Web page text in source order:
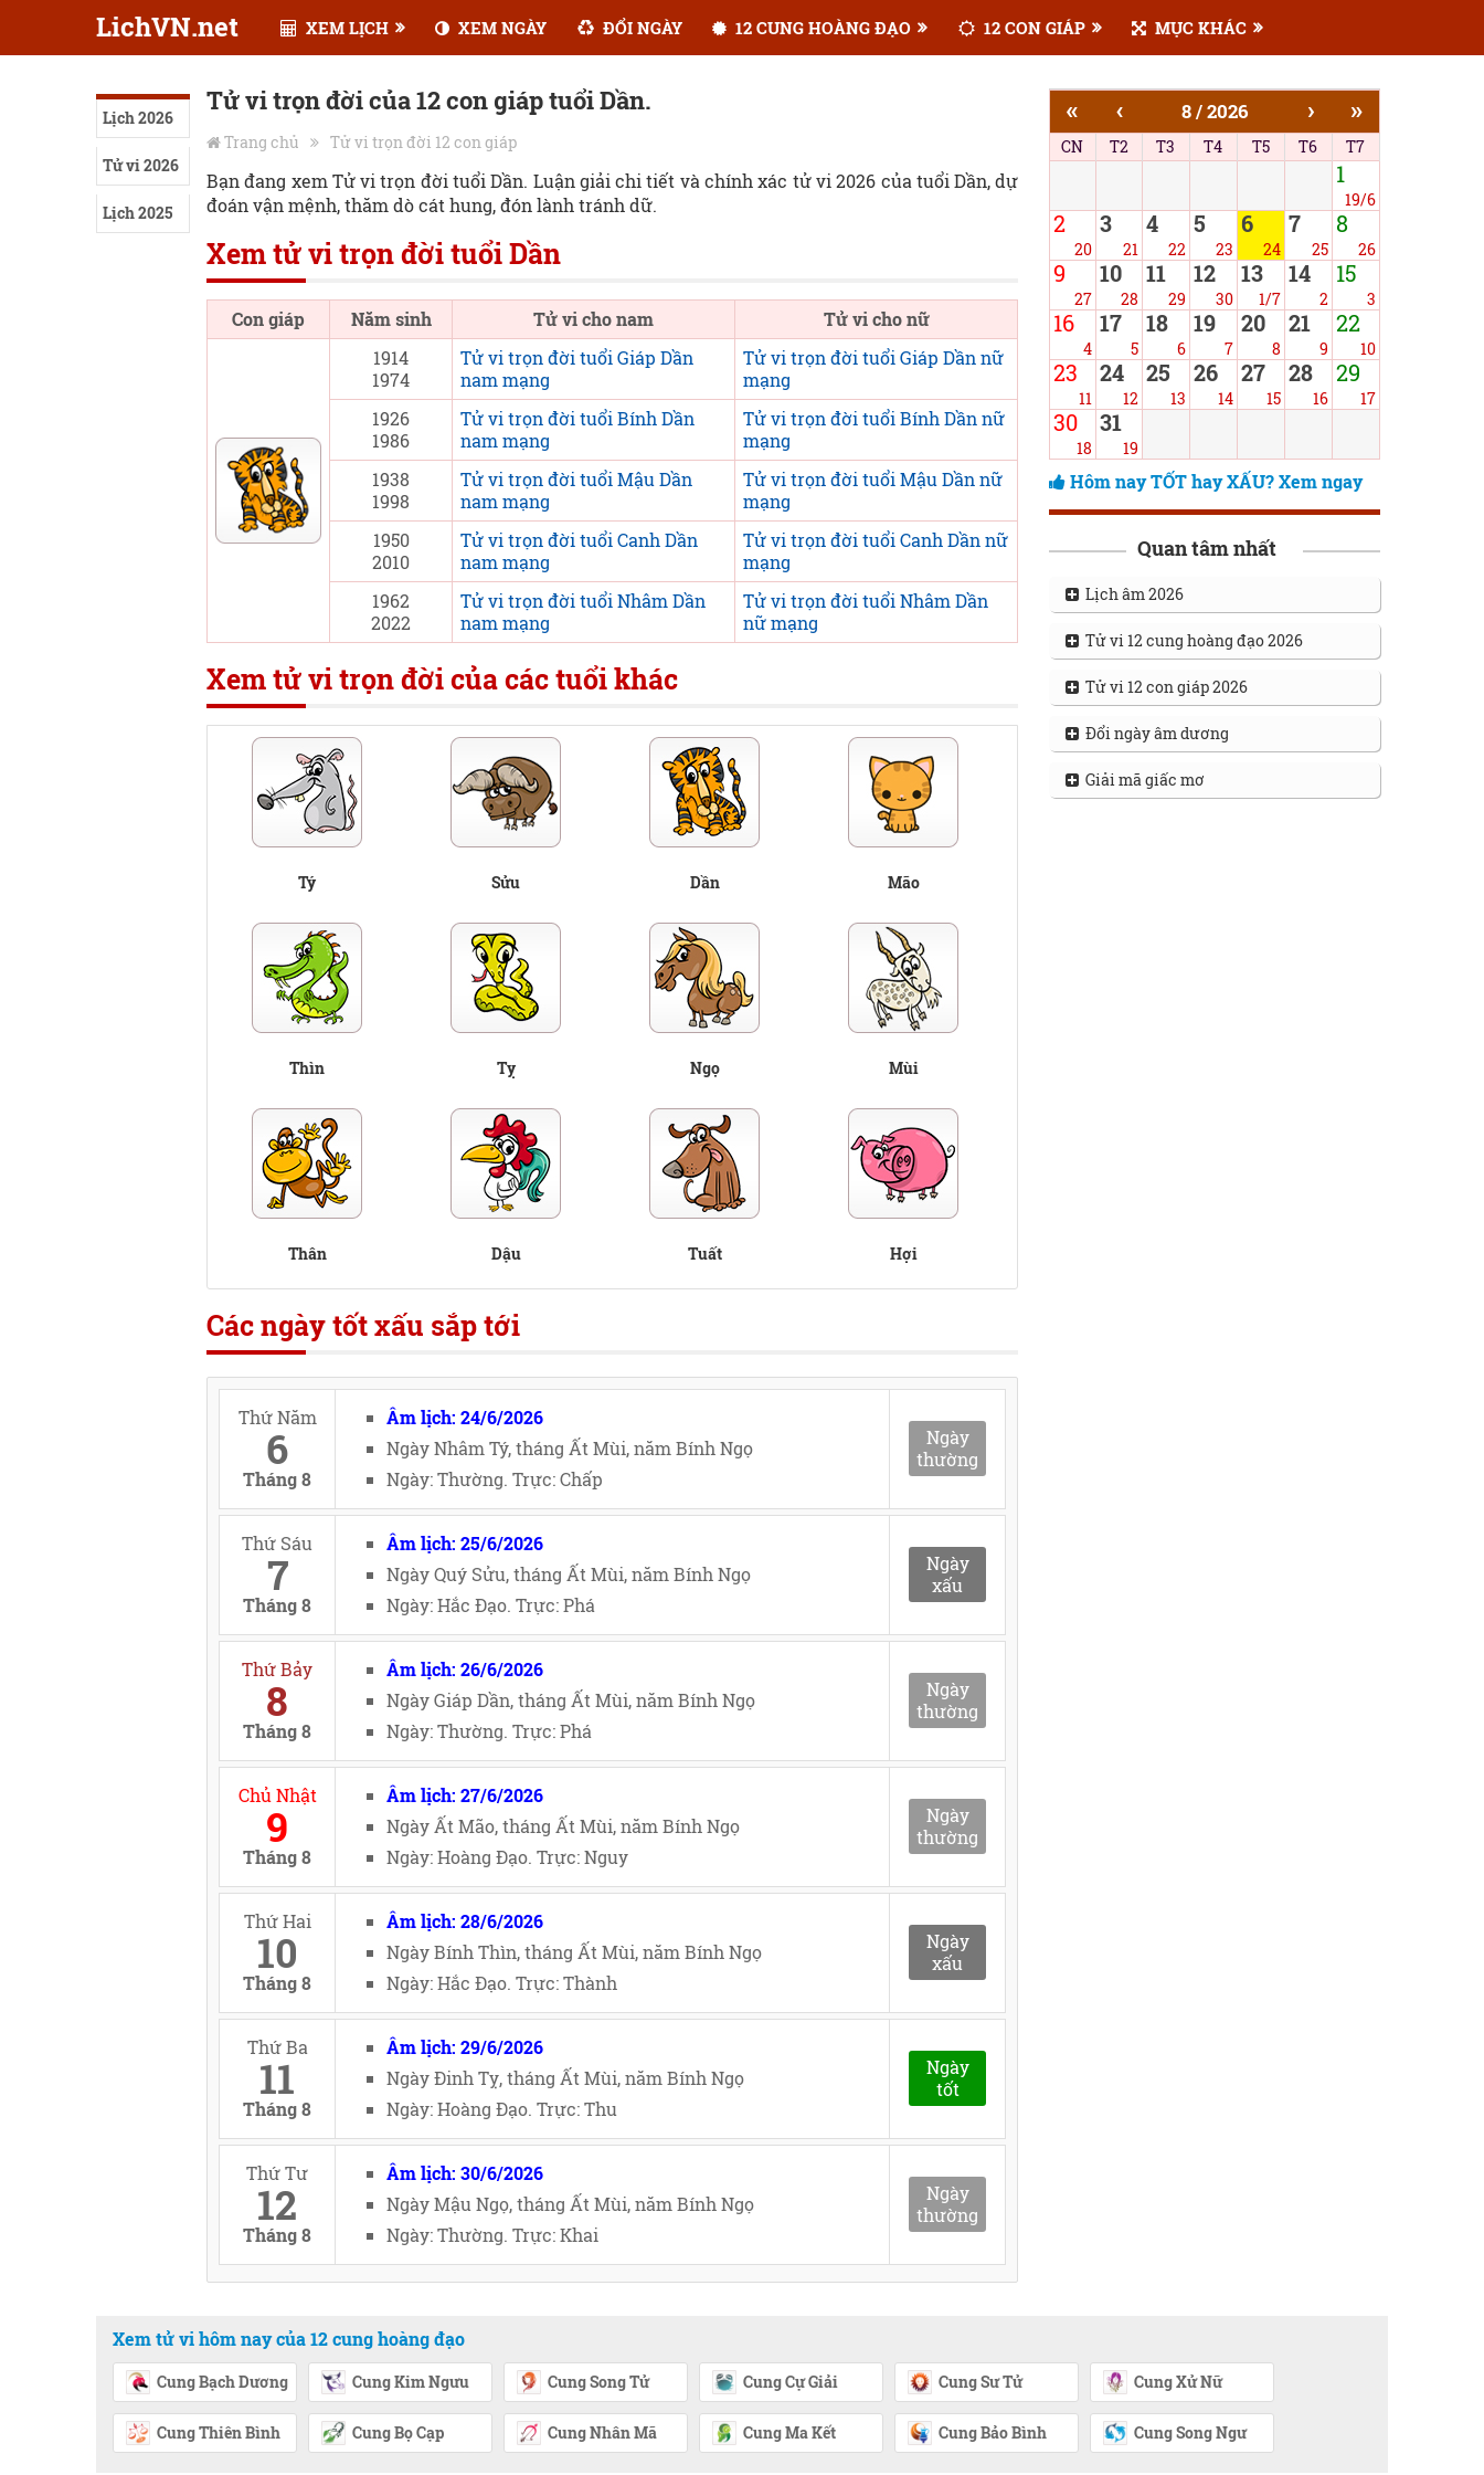
LichVN.net XEM LỊCH XEM NGÀY ĐỔI NGÀY 12 CUNG HOÀNG ĐẠO 12 CON GIÁP MỤC KHÁC
Lịch 2026
Tử vi 2026
Lịch 2025
Tử vi trọn đời của 12 con giáp tuổi Dần.
Trang chủ Tử vi trọn đời 12 con giáp
Bạn đang xem Tử vi trọn đời tuổi Dần. Luận giải chi tiết và chính xác tử vi 2026 của tuổi Dần, dự
đoán vận mệnh, thăm dò cát hung, đón lành tránh dữ.
Xem tử vi trọn đời tuổi Dần
Con giáp Năm sinh Tử vi cho nam
Tử vi cho nữ
1914
1974
Tử vi trọn đời tuổi Giáp Dần
nam mạng
Tử vi trọn đời tuổi Giáp Dần nữ
mạng
1926
1986
Tử vi trọn đời tuổi Bính Dần
nam mạng
Tử vi trọn đời tuổi Bính Dần nữ
mạng
1938
1998
Tử vi trọn đời tuổi Mậu Dần
nam mạng
Tử vi trọn đời tuổi Mậu Dần nữ
mạng
1950
2010
Tử vi trọn đời tuổi Canh Dần
nam mạng
Tử vi trọn đời tuổi Canh Dần nữ
mạng
1962
2022
Tử vi trọn đời tuổi Nhâm Dần
nam mạng
Tử vi trọn đời tuổi Nhâm Dần
nữ mạng
Xem tử vi trọn đời của các tuổi khác
Tý Sửu Dần Mão
Thìn Tỵ Ngọ Mùi
Thân Dậu Tuất Hợi
Các ngày tốt xấu sắp tới
Thứ Năm
6
Tháng 8
Âm lịch: 24/6/2026
Ngày Nhâm Tý, tháng Ất Mùi, năm Bính Ngọ
Ngày: Thường. Trực: Chấp
Ngày
thường
Thứ Sáu
7
Tháng 8
Âm lịch: 25/6/2026
Ngày Quý Sửu, tháng Ất Mùi, năm Bính Ngọ
Ngày: Hắc Đạo. Trực: Phá
Ngày
xấu
Thứ Bảy
8
Tháng 8
Âm lịch: 26/6/2026
Ngày Giáp Dần, tháng Ất Mùi, năm Bính Ngọ
Ngày: Thường. Trực: Phá
Ngày
thường
Chủ Nhật
9
Tháng 8
Âm lịch: 27/6/2026
Ngày Ất Mão, tháng Ất Mùi, năm Bính Ngọ
Ngày: Hoàng Đạo. Trực: Nguy
Ngày
thường
Thứ Hai
10
Tháng 8
Âm lịch: 28/6/2026
Ngày Bính Thìn, tháng Ất Mùi, năm Bính Ngọ
Ngày: Hắc Đạo. Trực: Thành
Ngày
xấu
Thứ Ba
11
Tháng 8
Âm lịch: 29/6/2026
Ngày Đinh Tỵ, tháng Ất Mùi, năm Bính Ngọ
Ngày: Hoàng Đạo. Trực: Thu
Ngày
tốt
Thứ Tư
12
Tháng 8
Âm lịch: 30/6/2026
Ngày Mậu Ngọ, tháng Ất Mùi, năm Bính Ngọ
Ngày: Thường. Trực: Khai
Ngày
thường
« ‹ 8 / 2026 › »
CN T2 T3 T4 T5 T6 T7
1
19/6
2
20
3
21
4
22
5
23
6
24
7
25
8
26
9
27
10
28
11
29
12
30
13
1/7
14
2
15
3
16
4
17
5
18
6
19
7
20
8
21
9
22
10
23
11
24
12
25
13
26
14
27
15
28
16
29
17
30
18
31
19
Hôm nay TỐT hay XẤU? Xem ngay
Quan tâm nhất
Lịch âm 2026
Tử vi 12 cung hoàng đạo 2026
Tử vi 12 con giáp 2026
Đổi ngày âm dương
Giải mã giấc mơ
Xem tử vi hôm nay của 12 cung hoàng đạo
Cung Bạch Dương Cung Kim Ngưu Cung Song Tử Cung Cự Giải Cung Sư Tử Cung Xử Nữ
Cung Thiên Bình Cung Bọ Cạp Cung Nhân Mã Cung Ma Kết Cung Bảo Bình Cung Song Ngư